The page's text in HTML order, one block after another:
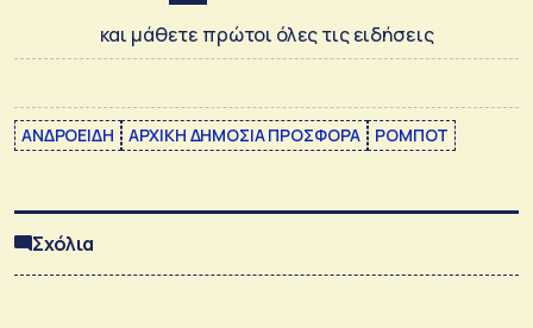
και μάθετε πρώτοι όλες τις ειδήσεις
ΑΝΔΡΟΕΙΔΗ ΑΡΧΙΚΗ ΔΗΜΟΣΙΑ ΠΡΟΣΦΟΡΑ ΡΟΜΠΟΤ
Σχόλια